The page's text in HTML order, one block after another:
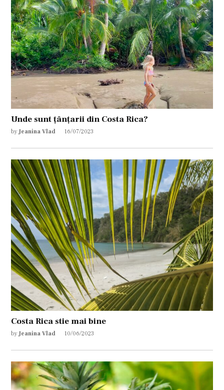
Unde sunt țânțarii din Costa Rica?
by Jeanina Vlad 16/07/2023
Costa Rica stie mai bine
by Jeanina Vlad 10/06/2023